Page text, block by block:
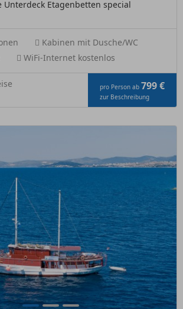
Unterdeck Etagenbetten special
Kabinen mit Dusche/WC
WiFi-Internet kostenlos
pro Person ab 799 €
zur Beschreibung